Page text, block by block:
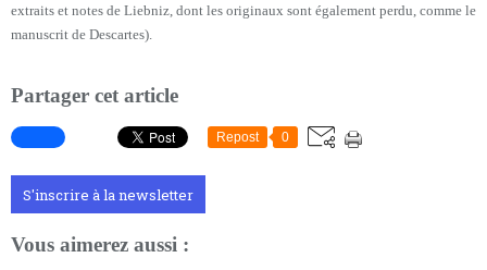
extraits et notes de Liebniz, dont les originaux sont également perdu, comme le
manuscrit de Descartes).
Partager cet article
Repost 0
S'inscrire à la newsletter
Vous aimerez aussi :